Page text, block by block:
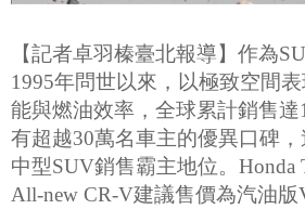
【記者卓羽榛臺北報導】作為
1995年問世以來，以極致空間
能與燃油效率，全球累計銷售
有超越30萬名車主的優異口碑
中型SUV銷售霸主地位。Honda
All-new CR-V建議售價為汽油版